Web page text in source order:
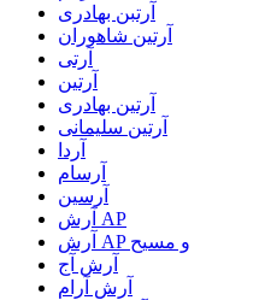
آرتبن بهادری
آرتين شاهوران
آرتی
آرتین
آرتین بهادری
آرتین سلیمانی
آردا
آرسام
آرسین
آرش AP
آرش AP و مسیح
آرش آج
آرش آرام